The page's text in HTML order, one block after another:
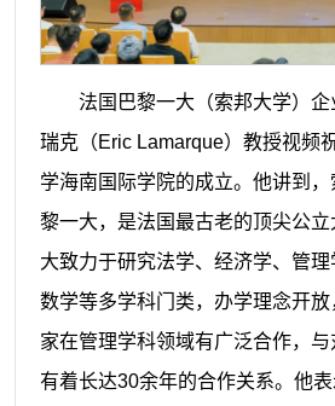
法国巴黎一大（索邦大学）
瑞克（Eric Lamarque）教授视频
学海南国际学院的成立。他讲到
黎一大，是法国最古老的顶尖公
大致力于研究法学、经济学、管理
数学等多学科门类，办学理念开放
家在管理学科领域有广泛合作，
有着长达30余年的合作关系。他